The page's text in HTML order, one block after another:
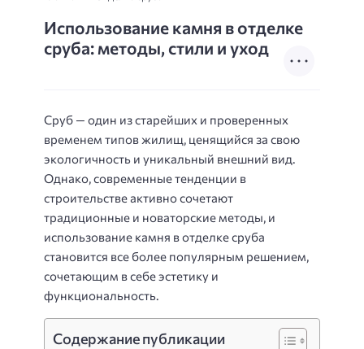
Использование камня в отделке
сруба: методы, стили и уход
Сруб — один из старейших и проверенных
временем типов жилищ, ценящийся за свою
экологичность и уникальный внешний вид.
Однако, современные тенденции в
строительстве активно сочетают
традиционные и новаторские методы, и
использование камня в отделке сруба
становится все более популярным решением,
сочетающим в себе эстетику и
функциональность.
Содержание публикации